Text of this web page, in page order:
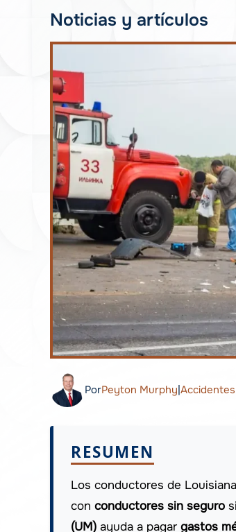
Noticias y artículos
PorPeyton Murphy|
RESUMEN
Los conductores de
con conductores sin seguro
(UM) ayuda a pagar gastos